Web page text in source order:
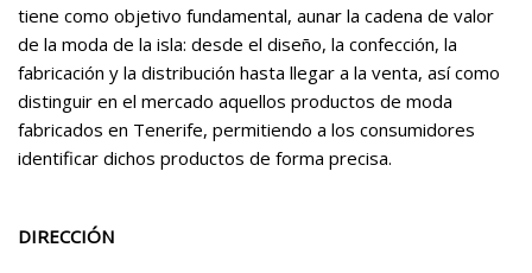
tiene como objetivo fundamental, aunar la cadena de valor
de la moda de la isla: desde el diseño, la confección, la
fabricación y la distribución hasta llegar a la venta, así como
distinguir en el mercado aquellos productos de moda
fabricados en Tenerife, permitiendo a los consumidores
identificar dichos productos de forma precisa.
DIRECCIÓN